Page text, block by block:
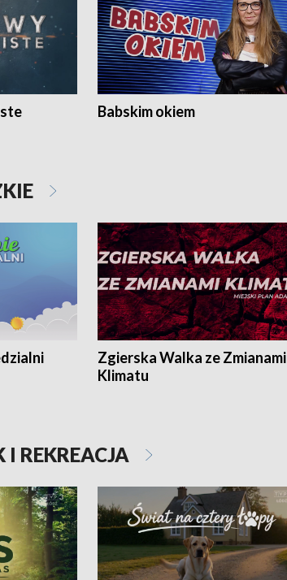
Babskim okiem
Zgierska Walka ze Zmianami
Klimatu
REKREACJA